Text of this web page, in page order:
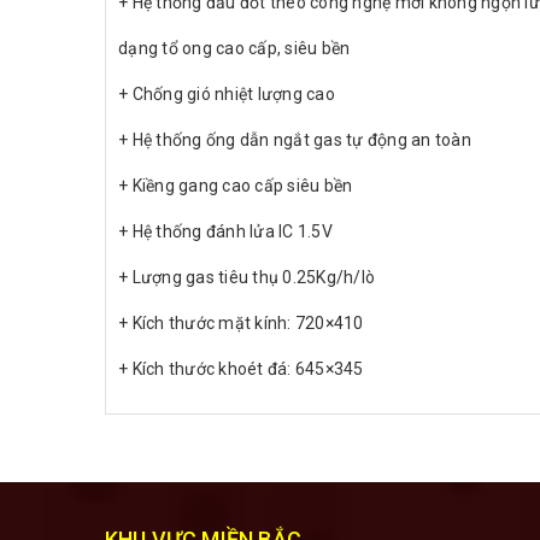
dạng tổ ong cao cấp, siêu bền
+ Chống gió nhiệt lượng cao
+ Hệ thống ống dẫn ngắt gas tự động an toàn
+ Kiềng gang cao cấp siêu bền
+ Hệ thống đánh lửa IC 1.5V
+ Lượng gas tiêu thụ 0.25Kg/h/lò
+ Kích thước mặt kính: 720×410
+ Kích thước khoét đá: 645×345